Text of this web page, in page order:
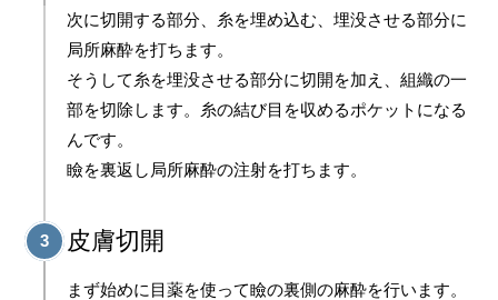
次に切開する部分、糸を埋め込む、埋没させる部分に
局所麻酔を打ちます。
そうして糸を埋没させる部分に切開を加え、組織の一
部を切除します。糸の結び目を収めるポケットになる
んです。
瞼を裏返し局所麻酔の注射を打ちます。
3 皮膚切開
まず始めに目薬を使って瞼の裏側の麻酔を行います。